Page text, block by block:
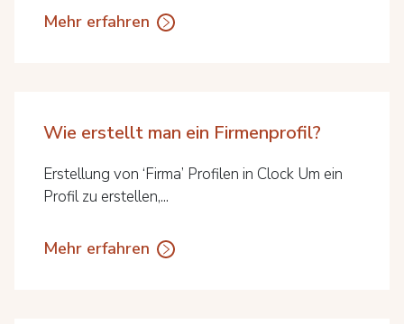
Mehr erfahren
Wie erstellt man ein Firmenprofil?
Erstellung von ‘Firma’ Profilen in Clock Um ein
Profil zu erstellen,...
Mehr erfahren